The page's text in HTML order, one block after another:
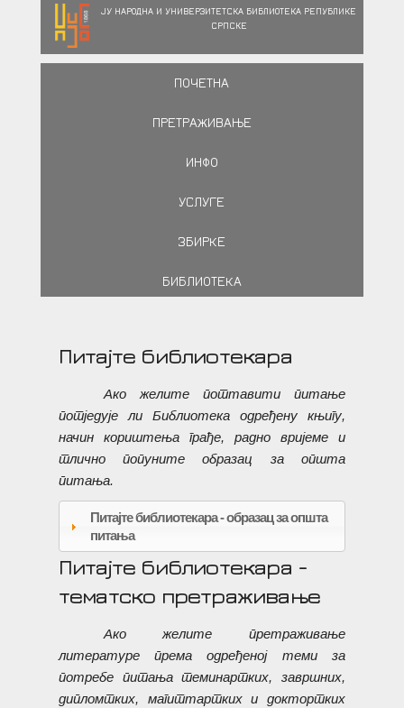
ЈУ НАРОДНА И УНИВЕРЗИТЕТСКА БИБЛИОТЕКА РЕПУБЛИКЕ
СРПСКЕ
ПОЧЕТНА
ПРЕТРАЖИВАЊЕ
ИНФО
УСЛУГЕ
ЗБИРКЕ
БИБЛИОТЕКА
Питајте библиотекара
Ако желите поставити питање
посједује ли Библиотека одређену књигу,
начин кориштења грађе, радно вријеме и
слично попуните образац за општа
питања.
Питајте библиотекара - образац за општа
питања
Питајте библиотекара -
тематско претраживање
Ако желите претраживање
литературе према одређеној теми за
потребе писања семинарских, завршних,
дипломских, магистарских и докторских